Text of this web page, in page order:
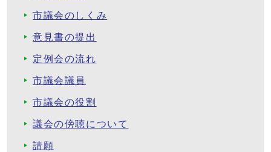
市議会のしくみ
意見書の提出
定例会の流れ
市議会議員
市議会の役割
議会の傍聴について
請願